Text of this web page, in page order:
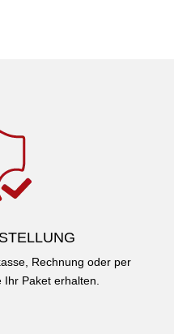
Rechnung oder per
Paket erhalten.